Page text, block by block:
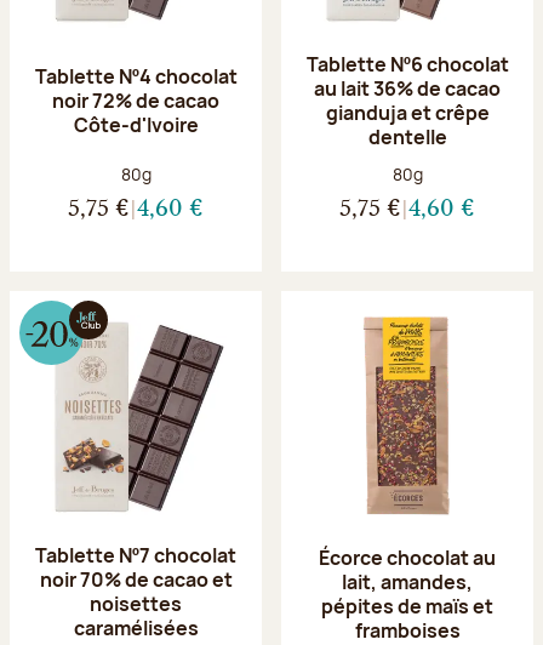
Tablette Nº4 chocolat
noir 72% de cacao
Côte-d'Ivoire
Poids net :
80g
5,75 € 4,60 €
Tablette Nº6 chocolat
au lait 36% de cacao
gianduja et crêpe
dentelle
Poids net :
80g
5,75 € 4,60 €
Tablette Nº7 chocolat
noir 70% de cacao et
noisettes
caramélisées
Écorce chocolat au
lait, amandes,
pépites de maïs et
framboises